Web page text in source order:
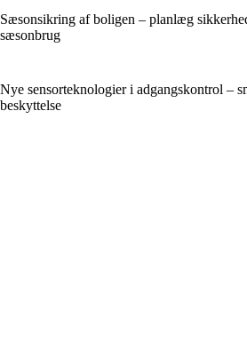
Sæsonsikring af boligen – planlæg
sæsonbrug
Nye sensorteknologier i adgangskontrol –
beskyttelse